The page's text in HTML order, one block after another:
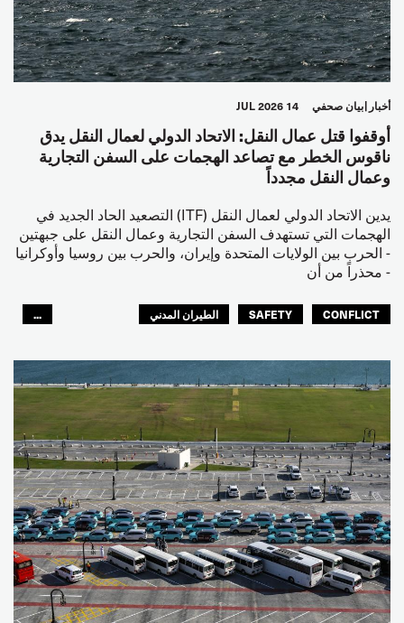
أخبار بيان صحفي 14 JUL 2026
أوقفوا قتل عمال النقل: الاتحاد الدولي لعمال النقل يدق
ناقوس الخطر مع تصاعد الهجمات على السفن التجارية
وعمال النقل مجدداً
يدين الاتحاد الدولي لعمال النقل (ITF) التصعيد الحاد الجديد في
الهجمات التي تستهدف السفن التجارية وعمال النقل على جبهتين
- الحرب بين الولايات المتحدة وإيران، والحرب بين روسيا وأوكرانيا
- محذراً من أن
CONFLICT
SAFETY
الطيران المدني
...